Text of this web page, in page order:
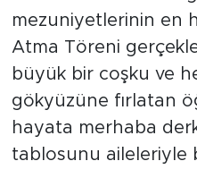
mezuniyetlerinin en
Atma Töreni
büyük bir coşku ve
gökyüzüne fırlatan
hayata merhaba
tablosunu aileleriyle